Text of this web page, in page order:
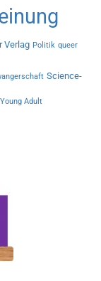
Verlag Politik queer
Science-
Young Adult